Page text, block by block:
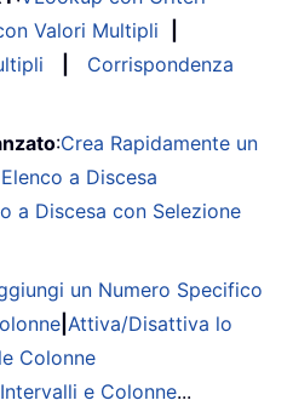
Valori Multipli
Corrispondenza
:Crea Rapidamente un
Elenco a Discesa
a Discesa con Selezione
un Numero Specifico
Attiva/Disattiva lo
Colonne
e Colonne...